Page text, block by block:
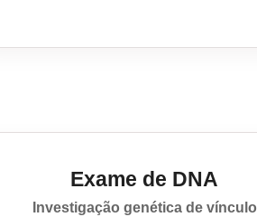
Exame de DNA
Investigação genética de vínculo